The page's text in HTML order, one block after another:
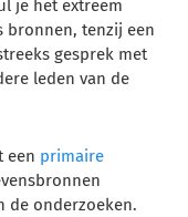
je het extreem
bronnen, tenzij een
gesprek met
leden van de
een primaire
de onderzoeken.